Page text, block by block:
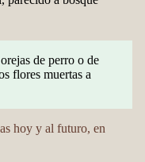
de perro o de
flores muertas a
hoy y al futuro, en